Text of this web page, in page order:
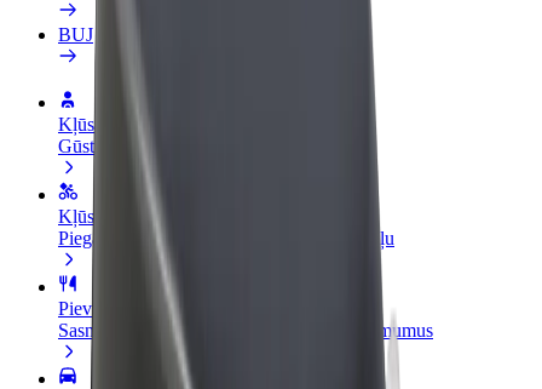
BUJ
Kļūsti par autovadītāju
Gūsti ieņēmumus, kā vēlies
Kļūsti par kurjeru
Piegādā ēdienu un saņem izmaksu ik nedēļu
Pievieno restorānu vai veikalu
Sasniedz vairāk klientu un paaugstini ieņēmumus